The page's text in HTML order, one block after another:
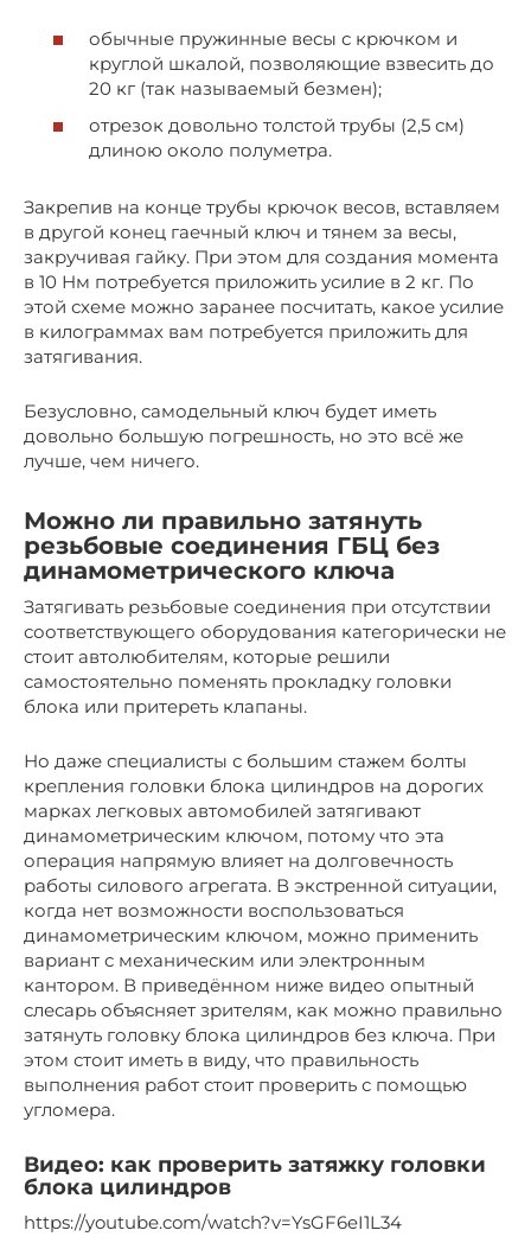
обычные пружинные весы с крючком и
круглой шкалой, позволяющие взвесить до
20 кг (так называемый безмен);
отрезок довольно толстой трубы (2,5 см)
длиною около полуметра.
Закрепив на конце трубы крючок весов, вставляем
в другой конец гаечный ключ и тянем за весы,
закручивая гайку. При этом для создания момента
в 10 Нм потребуется приложить усилие в 2 кг. По
этой схеме можно заранее посчитать, какое усилие
в килограммах вам потребуется приложить для
затягивания.
Безусловно, самодельный ключ будет иметь
довольно большую погрешность, но это всё же
лучше, чем ничего.
Можно ли правильно затянуть
резьбовые соединения ГБЦ без
динамометрического ключа
Затягивать резьбовые соединения при отсутствии
соответствующего оборудования категорически не
стоит автолюбителям, которые решили
самостоятельно поменять прокладку головки
блока или притереть клапаны.
Но даже специалисты с большим стажем болты
крепления головки блока цилиндров на дорогих
марках легковых автомобилей затягивают
динамометрическим ключом, потому что эта
операция напрямую влияет на долговечность
работы силового агрегата. В экстренной ситуации,
когда нет возможности воспользоваться
динамометрическим ключом, можно применить
вариант с механическим или электронным
кантором. В приведённом ниже видео опытный
слесарь объясняет зрителям, как можно правильно
затянуть головку блока цилиндров без ключа. При
этом стоит иметь в виду, что правильность
выполнения работ стоит проверить с помощью
угломера.
Видео: как проверить затяжку головки
блока цилиндров
https://youtube.com/watch?v=YsGF6eI1L34